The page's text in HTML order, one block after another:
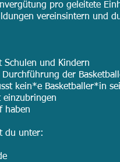
pro geleitete
vereinsintern und
und Kindern
der
kein*e Basketballer*in
einzubringen
haben
du unter: